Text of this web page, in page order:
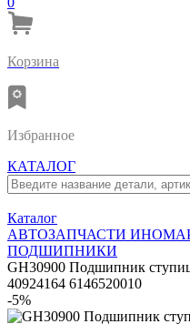
Корзина
Избранное
КАТАЛОГ
Каталог
АВТОЗАПЧАСТИ
ПОДШИПНИКИ
GH30900 Подшипник
40924164 6146520010
-5%